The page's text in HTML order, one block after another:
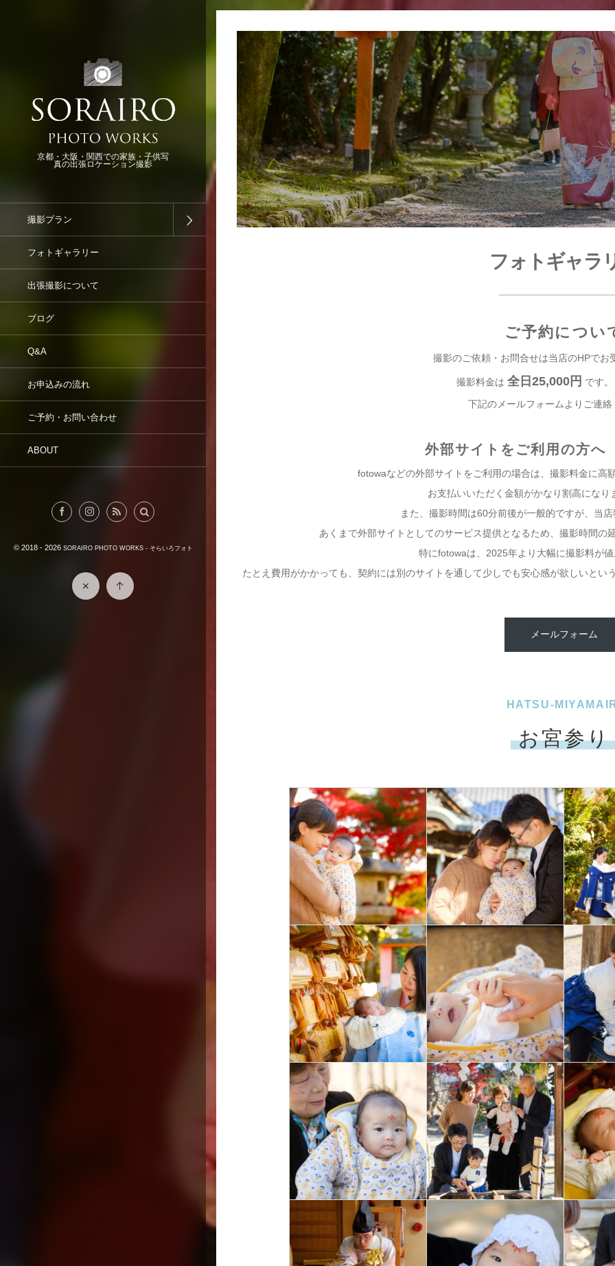
京都・大阪・関西での家族・子供写
真の出張ロケーション撮影
撮影プラン
フォトギャラリー
出張撮影について
ブログ
Q&A
お申込みの流れ
ご予約・お問い合わせ
ABOUT
© 2018 - 2026 SORAIRO PHOTO WORKS - そらいろフォト
フォトギャラ
ご予約につい
撮影のご依頼・お問合せは当店のHPでお
撮影料金は 全日25,000円 です
下記のメールフォームよりご連絡
外部サイトをご利用の方
fotowaなどの外部サイトをご利用の場合は、撮影料金に高
お支払いいただく金額がかなり割高になり
また、撮影時間は60分前後が一般的ですが、当
あくまで外部サイトとしてのサービス提供となるため、撮影時間の
特にfotowaは、2025年より大幅に撮影料が
たとえ費用がかかっても、契約には別のサイトを通して少しでも安心感が欲しいと
メールフォーム
HATSU-
お宮参